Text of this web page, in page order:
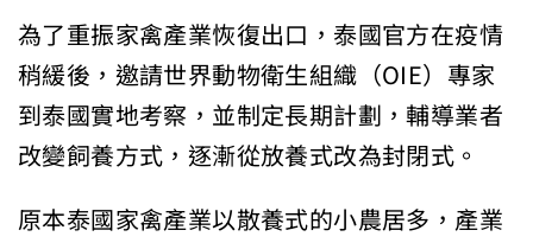
為了重振家禽產業恢復出口，泰國官方在疫情
稍緩後，邀請世界動物衛生組織（OIE）專家
到泰國實地考察，並制定長期計劃，輔導業者
改變飼養方式，逐漸從放養式改為封閉式。
原本泰國家禽產業以散養式的小農居多，產業